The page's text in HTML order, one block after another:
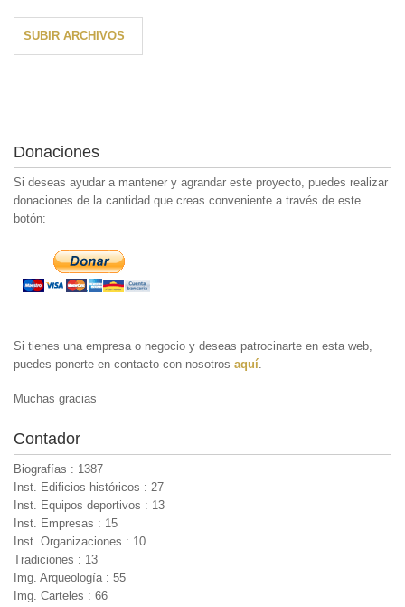
SUBIR ARCHIVOS
Donaciones
Si deseas ayudar a mantener y agrandar este proyecto, puedes realizar
donaciones de la cantidad que creas conveniente a través de este
botón:
Si tienes una empresa o negocio y deseas patrocinarte en esta web,
puedes ponerte en contacto con nosotros aquí
Muchas gracias
Contador
Biografías : 1387
Inst. Edificios históricos : 27
Inst. Equipos deportivos : 13
Inst. Empresas : 15
Inst. Organizaciones : 10
Tradiciones : 13
Img. Arqueología : 55
Img. Carteles : 66